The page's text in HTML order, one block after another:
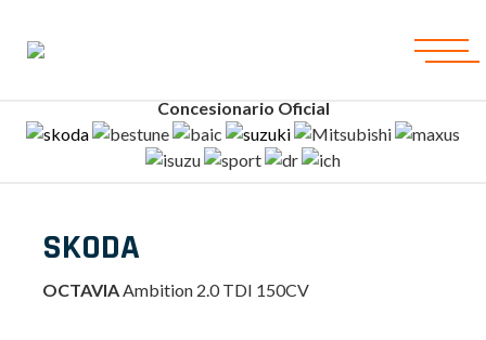
Concesionario Oficial
SKODA
OCTAVIAAmbition 2.0 TDI 150CV